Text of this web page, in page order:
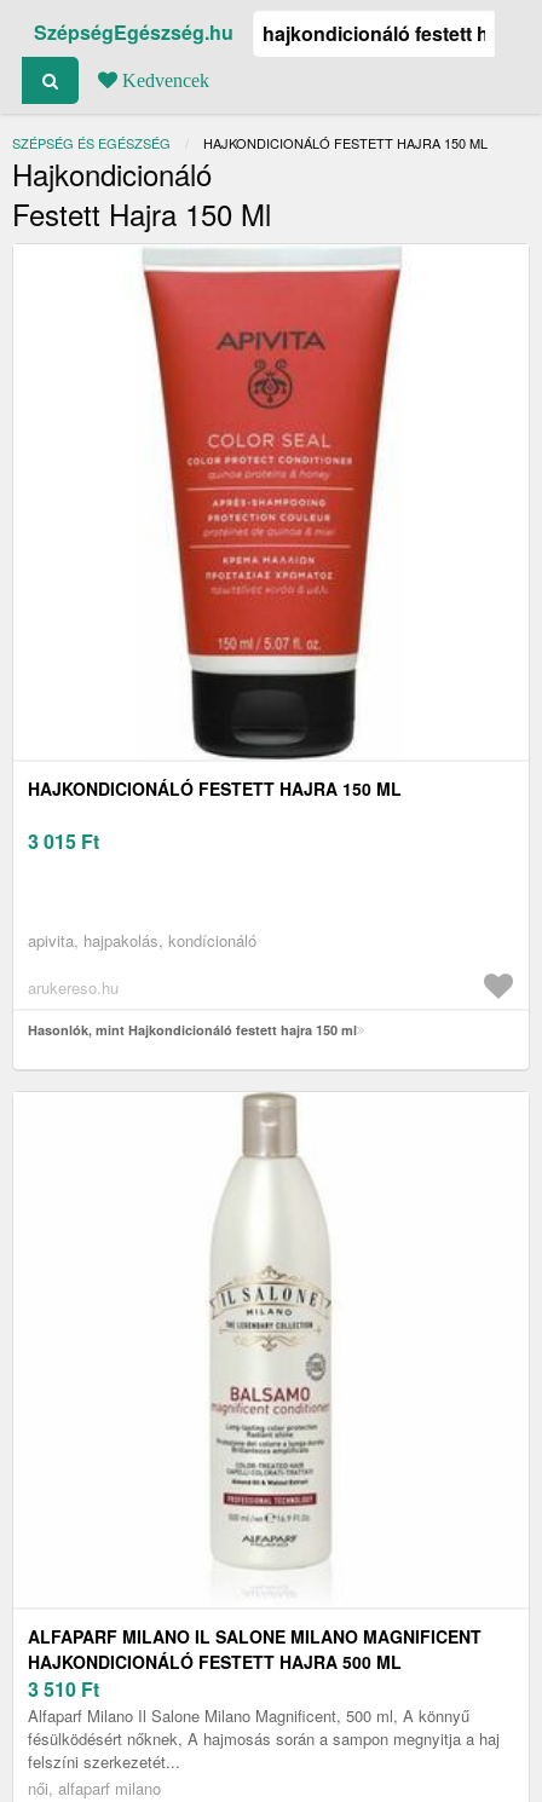
SzépségEgészség.hu
Kedvencek
SZÉPSÉG ÉS EGÉSZSÉG JELENLEGI:
HAJKONDICIONÁLÓ FESTETT HAJRA 150 ML
Hajkondicionáló
Festett Hajra 150 Ml
HAJKONDICIONÁLÓ FESTETT HAJRA 150 ML
3 015 Ft
apivita, hajpakolás, kondícionáló
arukereso.hu
Hasonlók, mint Hajkondicionáló festett hajra 150 ml
ALFAPARF MILANO IL SALONE MILANO MAGNIFICENT
HAJKONDICIONÁLÓ FESTETT HAJRA 500 ML
3 510 Ft
Alfaparf Milano Il Salone Milano Magnificent, 500 ml, A könnyű
fésülködésért nőknek, A hajmosás során a sampon megnyitja a haj
felszíni szerkezetét...
női, alfaparf milano